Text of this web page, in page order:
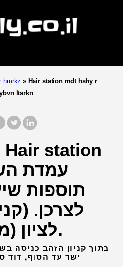
hmrkz » Hair station mdt hshy r
ltsrkn
עמדת
תוספות
לצרכן.
לציון (מחוז המרכז).
בתוך קניון הזהב כניסה
ישר עד הסוף, דוד סחרוב 21,